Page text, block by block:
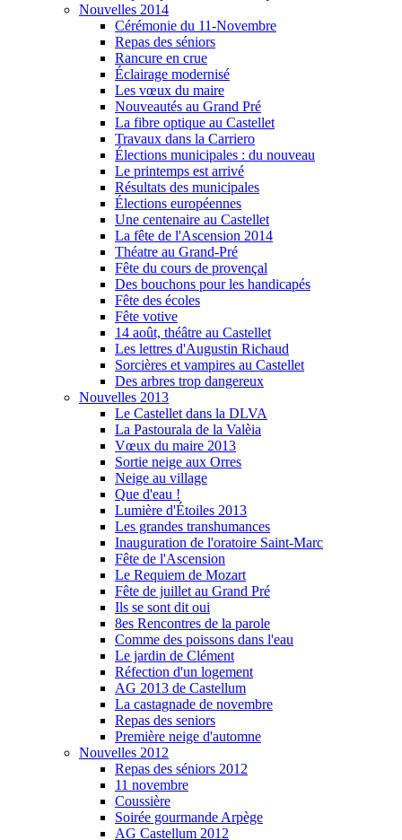
Nouvelles 2014
Cérémonie du 11-Novembre
Repas des séniors
Rancure en crue
Éclairage modernisé
Les vœux du maire
Nouveautés au Grand Pré
La fibre optique au Castellet
Travaux dans la Carriero
Élections municipales : du nouveau
Le printemps est arrivé
Résultats des municipales
Élections européennes
Une centenaire au Castellet
La fête de l'Ascension 2014
Théatre au Grand-Pré
Fête du cours de provençal
Des bouchons pour les handicapés
Fête des écoles
Fête votive
14 août, théâtre au Castellet
Les lettres d'Augustin Richaud
Sorcières et vampires au Castellet
Des arbres trop dangereux
Nouvelles 2013
Le Castellet dans la DLVA
La Pastourala de la Valèia
Vœux du maire 2013
Sortie neige aux Orres
Neige au village
Que d'eau !
Lumière d'Étoiles 2013
Les grandes transhumances
Inauguration de l'oratoire Saint-Marc
Fête de l'Ascension
Le Requiem de Mozart
Fête de juillet au Grand Pré
Ils se sont dit oui
8es Rencontres de la parole
Comme des poissons dans l'eau
Le jardin de Clément
Réfection d'un logement
AG 2013 de Castellum
La castagnade de novembre
Repas des seniors
Première neige d'automne
Nouvelles 2012
Repas des séniors 2012
11 novembre
Coussière
Soirée gourmande Arpège
AG Castellum 2012